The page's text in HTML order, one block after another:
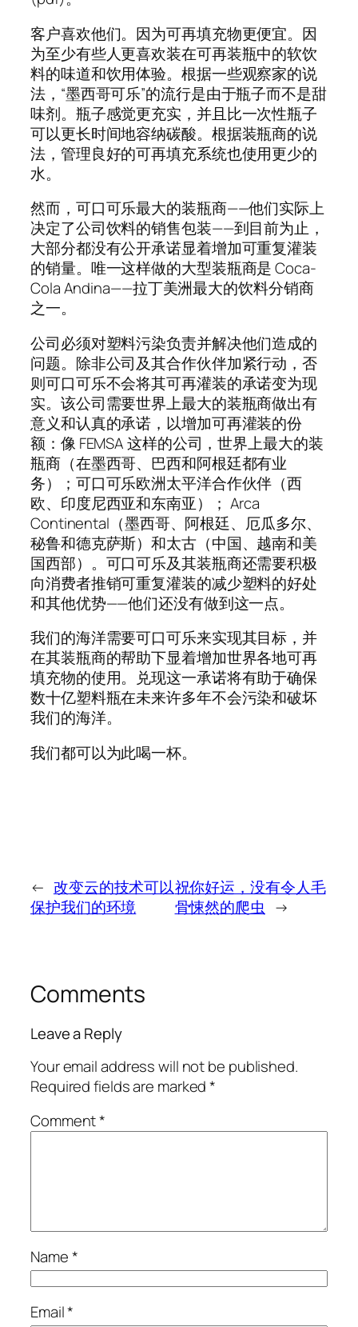
客户喜欢他们。因为可再填充物更便宜。因
为至少有些人更喜欢装在可再装瓶中的软饮
料的味道和饮用体验。根据一些观察家的说
法，“墨西哥可乐”的流行是由于瓶子而不是甜
味剂。瓶子感觉更充实，并且比一次性瓶子
可以更长时间地容纳碳酸。根据装瓶商的说
法，管理良好的可再填充系统也使用更少的
水。
然而，可口可乐最大的装瓶商——他们实际上
决定了公司饮料的销售包装——到目前为止，
大部分都没有公开承诺显着增加可重复灌装
的销量。唯一这样做的大型装瓶商是 Coca-
Cola Andina——拉丁美洲最大的饮料分销商
之一。
公司必须对塑料污染负责并解决他们造成的
问题。除非公司及其合作伙伴加紧行动，否
则可口可乐不会将其可再灌装的承诺变为现
实。该公司需要世界上最大的装瓶商做出有
意义和认真的承诺，以增加可再灌装的份
额：像 FEMSA 这样的公司，世界上最大的装
瓶商（在墨西哥、巴西和阿根廷都有业
务）；可口可乐欧洲太平洋合作伙伴（西
欧、印度尼西亚和东南亚）； Arca
Continental（墨西哥、阿根廷、厄瓜多尔、
秘鲁和德克萨斯）和太古（中国、越南和美
国西部）。可口可乐及其装瓶商还需要积极
向消费者推销可重复灌装的减少塑料的好处
和其他优势——他们还没有做到这一点。
我们的海洋需要可口可乐来实现其目标，并
在其装瓶商的帮助下显着增加世界各地可再
填充物的使用。兑现这一承诺将有助于确保
数十亿塑料瓶在未来许多年不会污染和破坏
我们的海洋。
我们都可以为此喝一杯。
← 改变云的技术可以
保护我们的环境
祝你好运，没有令人毛
骨悚然的爬虫 →
Comments
Leave a Reply
Your email address will not be published.
Required fields are marked*
Comment*
Name*
Email*